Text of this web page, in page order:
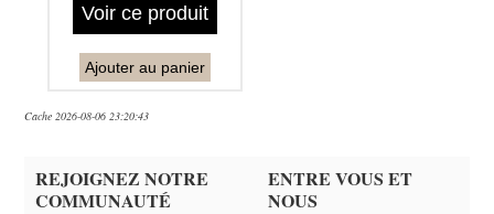
Voir ce produit
Ajouter au panier
Cache 2026-08-06 23:20:43
REJOIGNEZ NOTRE
COMMUNAUTÉ
ENTRE VOUS ET
NOUS